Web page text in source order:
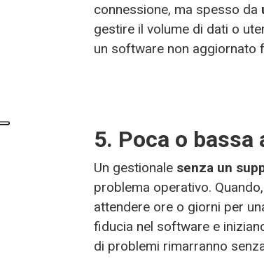
connessione, ma spesso da
gestire il volume di dati o
un software non aggiornato
5. Poca o bassa
Un gestionale senza un
problema operativo.
attendere ore o giorni per
fiducia nel software e
di problemi rimarranno